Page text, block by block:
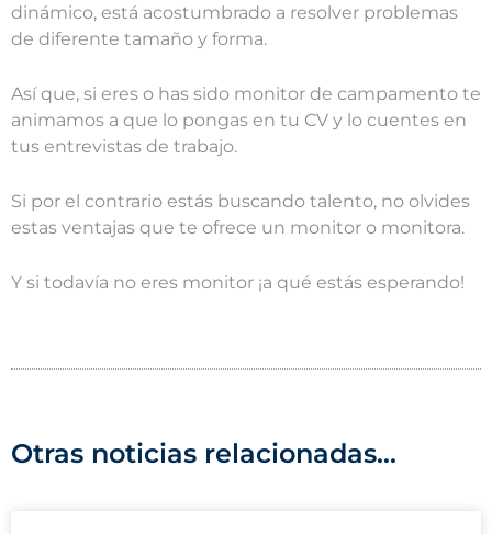
dinámico, está acostumbrado a resolver problemas
de diferente tamaño y forma.
Así que, si eres o has sido monitor de campamento te
animamos a que lo pongas en tu CV y lo cuentes en
tus entrevistas de trabajo.
Si por el contrario estás buscando talento, no olvides
estas ventajas que te ofrece un monitor o monitora.
Y si todavía no eres monitor ¡a qué estás esperando!
Otras noticias relacionadas...